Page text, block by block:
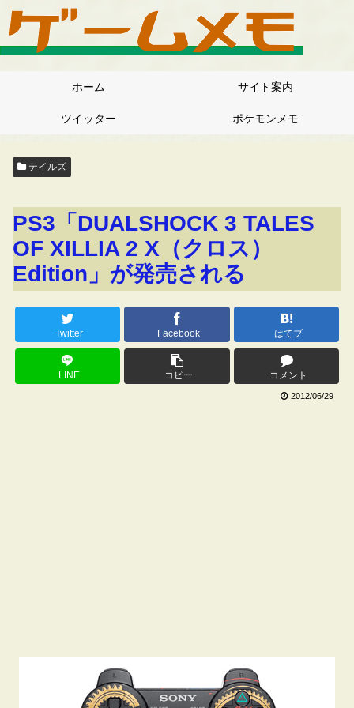
ホーム サイト案内
ツイッター ポケモンメモ
テイルズ
PS3「DUALSHOCK 3 TALES
OF XILLIA 2 X（クロス）
Edition」が発売される
Twitter Facebook はてブ
LINE コピー コメント
2012/06/29